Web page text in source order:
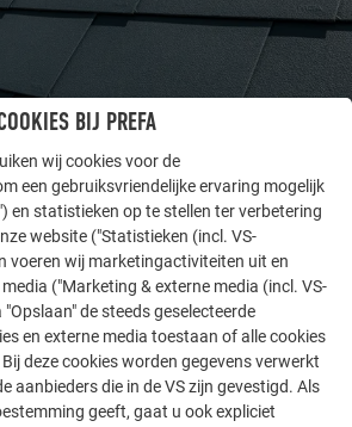
laat zien hoe veelzijdig
toegepast. Ontdek meer
met de duurzame PREFA
voor dak, zonne-energie en
BIJ PREFA
wij cookies voor de
een gebruiksvriendelijke ervaring mogelijk
en statistieken op te stellen ter verbetering
website ("Statistieken (incl. VS-
voeren wij marketingactiviteiten uit en
("Marketing & externe media (incl. VS-
de steeds geselecteerde
en externe media toestaan of alle cookies
deze cookies worden gegevens verwerkt
aanbieders die in de VS zijn gevestigd. Als
geeft, gaat u ook expliciet